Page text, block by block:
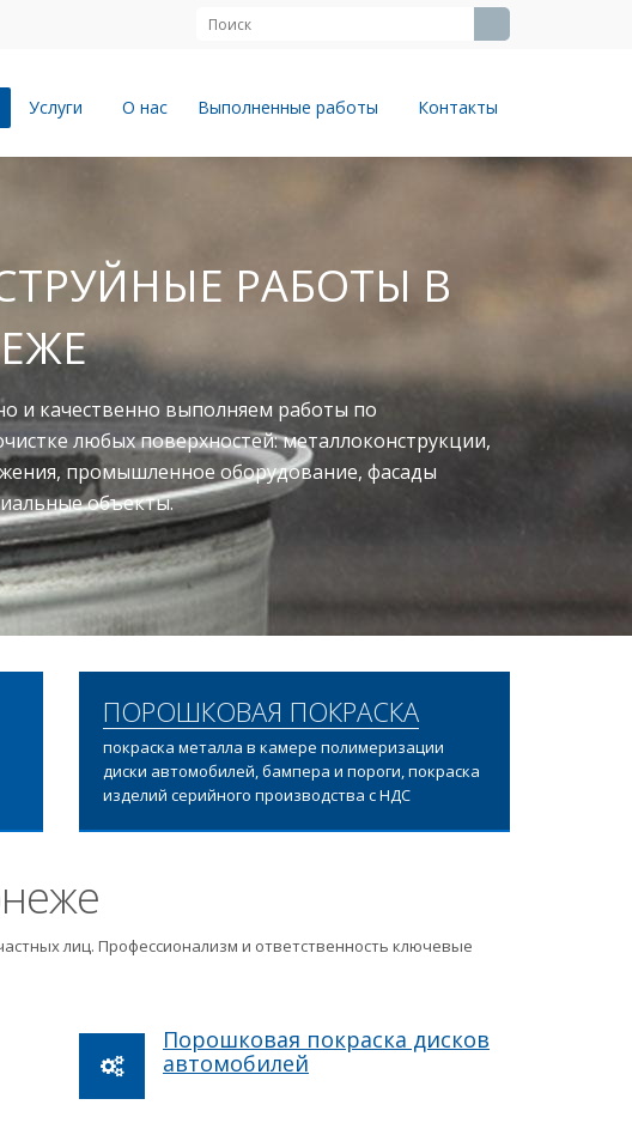
Услуги О нас Выполненные работы Контакты
РАБОТЫ В
и качественно выполняем работы по
любых поверхностей: металлоконструкции,
промышленное оборудование, фасады
объекты.
ПОРОШКОВАЯ ПОКРАСКА
покраска металла в камере полимеризации
диски автомобилей, бампера и пороги, покраска
изделий серийного производства с НДС
лиц. Профессионализм и ответственность ключевые
Порошковая покраска дисков
автомобилей